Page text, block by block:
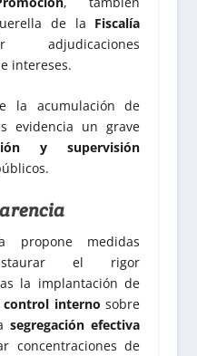
de la Fiscalía
intereses.
la acumulación de
evidencia un grave
y supervisión
propone medidas
el rigor
la implantación de
control interno sobre
segregación efectiva
concentraciones de